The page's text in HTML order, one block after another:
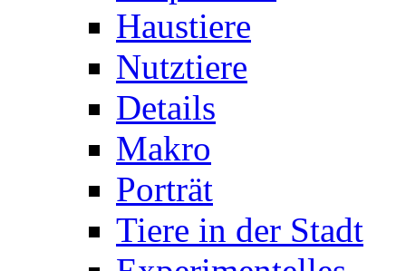
Haustiere
Nutztiere
Details
Makro
Porträt
Tiere in der Stadt